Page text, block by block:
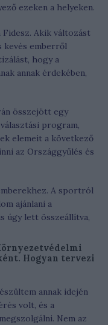
ezeken a helyeken.
Fidesz. Akik változást
kevés emberről
hogy a
annak érdekében,
összejött egy
program,
elemeit a következő
az Országgyűlés és
A sportról
ajánlani a
úgy lett összeállítva,
Hogyan tervezi
annak idején
volt, és a
Nem az